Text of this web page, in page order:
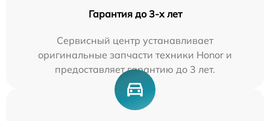
Гарантия до 3-х лет
Сервисный центр устанавливает
оригинальные запчасти техники Honor и
предоставляет гарантию до 3 лет.